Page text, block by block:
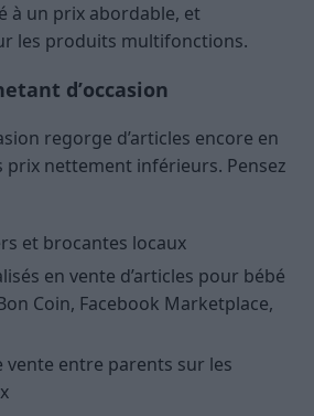
à un prix abordable, et
les produits multifonctions.
d’occasion
regorge d’articles encore en
prix nettement inférieurs. Pensez
et brocantes locaux
en vente d’articles pour bébé
Coin, Facebook Marketplace,
vente entre parents sur les